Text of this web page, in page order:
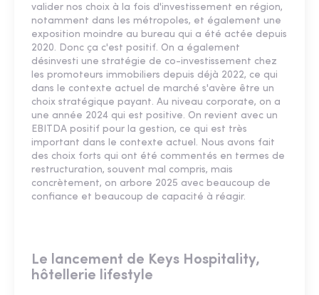
valider nos choix à la fois d'investissement en région,
notamment dans les métropoles, et également une
exposition moindre au bureau qui a été actée depuis
2020. Donc ça c'est positif. On a également
désinvesti une stratégie de co-investissement chez
les promoteurs immobiliers depuis déjà 2022, ce qui
dans le contexte actuel de marché s'avère être un
choix stratégique payant. Au niveau corporate, on a
une année 2024 qui est positive. On revient avec un
EBITDA positif pour la gestion, ce qui est très
important dans le contexte actuel. Nous avons fait
des choix forts qui ont été commentés en termes de
restructuration, souvent mal compris, mais
concrètement, on arbore 2025 avec beaucoup de
confiance et beaucoup de capacité à réagir.
Le lancement de Keys Hospitality,
hôtellerie lifestyle